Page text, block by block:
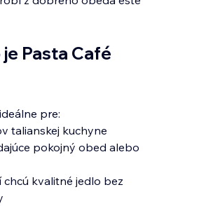
je Pasta Café
pre:
talianskej kuchyne
pokojný obed alebo
kvalitné jedlo bez